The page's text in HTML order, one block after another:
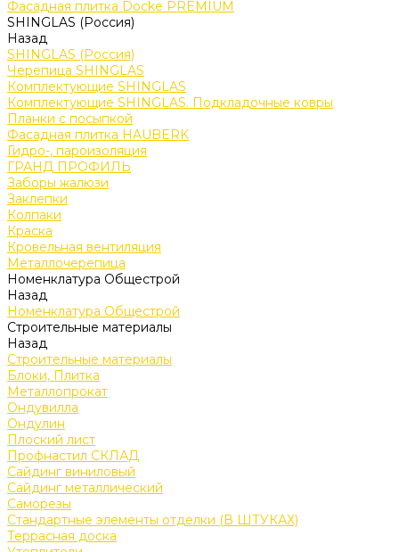
Фасадная плитка Docke PREMIUM
SHINGLAS (Россия)
Назад
SHINGLAS (Россия)
Черепица SHINGLAS
Комплектующие SHINGLAS
Комплектующие SHINGLAS. Подкладочные ковры
Планки с посыпкой
Фасадная плитка HAUBERK
Гидро-, пароизоляция
ГРАНД ПРОФИЛЬ
Заборы жалюзи
Заклепки
Колпаки
Краска
Кровельная вентиляция
Металлочерепица
Номенклатура Общестрой
Назад
Номенклатура Общестрой
Строительные материалы
Назад
Строительные материалы
Блоки, Плитка
Металлопрокат
Ондувилла
Ондулин
Плоский лист
Профнастил СКЛАД
Сайдинг виниловый
Сайдинг металлический
Саморезы
Стандартные элементы отделки (В ШТУКАХ)
Террасная доска